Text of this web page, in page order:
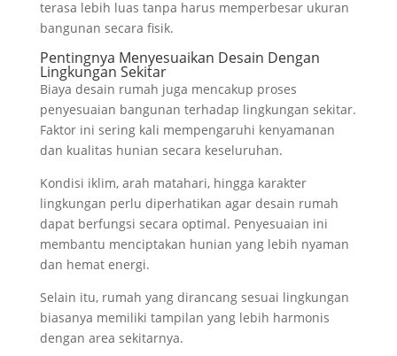
terasa lebih luas tanpa harus memperbesar ukuran
bangunan secara fisik.
Pentingnya Menyesuaikan Desain Dengan
Lingkungan Sekitar
Biaya desain rumah juga mencakup proses
penyesuaian bangunan terhadap lingkungan sekitar.
Faktor ini sering kali mempengaruhi kenyamanan
dan kualitas hunian secara keseluruhan.
Kondisi iklim, arah matahari, hingga karakter
lingkungan perlu diperhatikan agar desain rumah
dapat berfungsi secara optimal. Penyesuaian ini
membantu menciptakan hunian yang lebih nyaman
dan hemat energi.
Selain itu, rumah yang dirancang sesuai lingkungan
biasanya memiliki tampilan yang lebih harmonis
dengan area sekitarnya.